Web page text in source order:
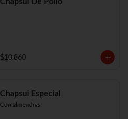
$10.860
Chapsui Especial
Con almendras